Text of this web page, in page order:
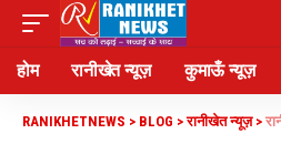
होम रानीखेत न्यूज़ कुमाऊँ न्यूज़
RANIKHETNEWS > BLOG >रानीखेत न्यूज़>